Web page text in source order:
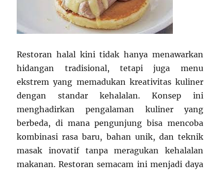
Restoran halal kini tidak hanya menawarkan
hidangan tradisional, tetapi juga menu
ekstrem yang memadukan kreativitas kuliner
dengan standar kehalalan. Konsep ini
menghadirkan pengalaman kuliner yang
berbeda, di mana pengunjung bisa mencoba
kombinasi rasa baru, bahan unik, dan teknik
masak inovatif tanpa meragukan kehalalan
makanan. Restoran semacam ini menjadi daya